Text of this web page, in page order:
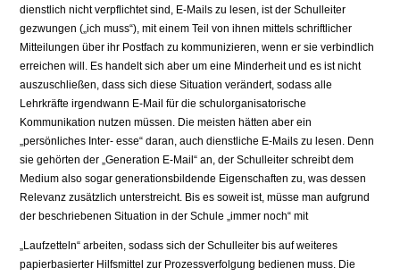
dienstlich nicht verpflichtet sind, E-Mails zu lesen, ist der Schulleiter
gezwungen („ich muss“), mit einem Teil von ihnen mittels schriftlicher
Mitteilungen über ihr Postfach zu kommunizieren, wenn er sie verbindlich
erreichen will. Es handelt sich aber um eine Minderheit und es ist nicht
auszuschließen, dass sich diese Situation verändert, sodass alle
Lehrkräfte irgendwann E-Mail für die schulorganisatorische
Kommunikation nutzen müssen. Die meisten hätten aber ein
„persönliches Inter- esse“ daran, auch dienstliche E-Mails zu lesen. Denn
sie gehörten der „Generation E-Mail“ an, der Schulleiter schreibt dem
Medium also sogar generationsbildende Eigenschaften zu, was dessen
Relevanz zusätzlich unterstreicht. Bis es soweit ist, müsse man aufgrund
der beschriebenen Situation in der Schule „immer noch“ mit
„Laufzetteln“ arbeiten, sodass sich der Schulleiter bis auf weiteres
papierbasierter Hilfsmittel zur Prozessverfolgung bedienen muss. Die